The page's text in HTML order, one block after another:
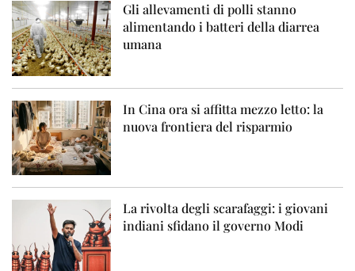
Gli allevamenti di polli stanno
alimentando i batteri della diarrea
umana
In Cina ora si affitta mezzo letto: la
nuova frontiera del risparmio
La rivolta degli scarafaggi: i giovani
indiani sfidano il governo Modi